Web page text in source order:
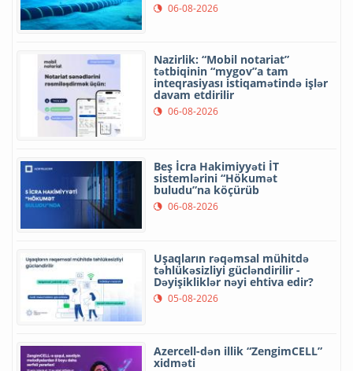
06-08-2026
Nazirlik: “Mobil notariat”
tətbiqinin “mygov”a tam
inteqrasiyası istiqamətində işlər
davam etdirilir
06-08-2026
Beş İcra Hakimiyyəti İT
sistemlərini “Hökumət
buludu”na köçürüb
06-08-2026
Uşaqların rəqəmsal mühitdə
təhlükəsizliyi gücləndirilir -
Dəyişikliklər nəyi ehtiva edir?
05-08-2026
Azercell-dən illik “ZengimCELL”
xidməti